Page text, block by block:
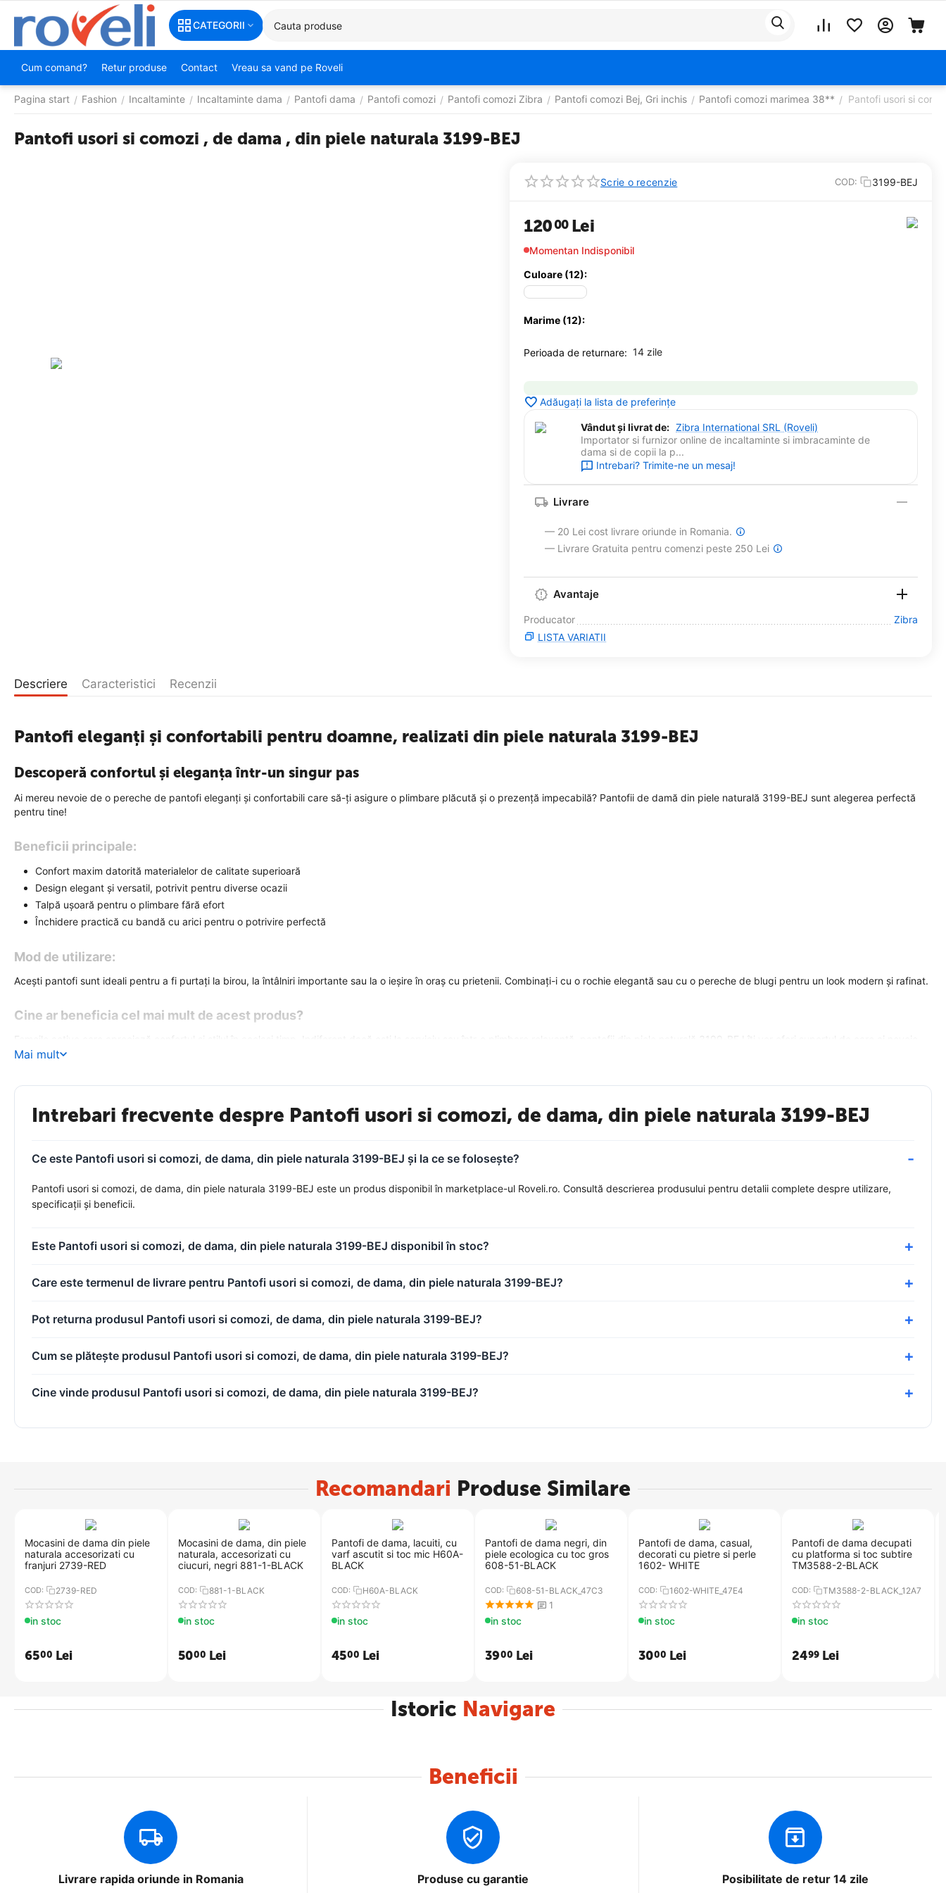
CATEGORII
Cum comand? Retur produse Contact Vreau sa vand pe Roveli
Pagina start / Fashion / Incaltaminte / Incaltaminte dama / Pantofi dama / Pantofi comozi / Pantofi comozi Zibra / Pantofi comozi Bej, Gri inchis / Pantofi comozi marimea 38** / Pantofi usori si
Pantofi usori si comozi , de dama , din piele naturala 3199-BEJ
Scrie o recenzie COD: 3199-BEJ
12000 Lei
Momentan Indisponibil
Culoare (12):
Marime (12):
Perioada de returnare: 14 zile
Adăugați la lista de preferințe
Vândut și livrat de: Zibra International SRL (Roveli)
Importator si furnizor online de incaltaminte si imbracaminte de
dama si de copii la p...
Intrebari? Trimite-ne un mesaj!
Livrare
— 20 Lei cost livrare oriunde in Romania.
— Livrare Gratuita pentru comenzi peste 250 Lei
Avantaje
Producator
Zibra
LISTA VARIATII
Descriere Caracteristici Recenzii
Pantofi eleganți și confortabili pentru doamne, realizati din piele naturala 3199-BEJ
Descoperă confortul și eleganța într-un singur pas
Ai mereu nevoie de o pereche de pantofi eleganți și confortabili care să-ți asigure o plimbare plăcută și o prezență impecabilă? Pantofii de damă din piele naturală 3199-BEJ sunt alegerea perfectă
pentru tine!
Beneficii principale:
Confort maxim datorită materialelor de calitate superioară
Design elegant și versatil, potrivit pentru diverse ocazii
Talpă ușoară pentru o plimbare fără efort
Închidere practică cu bandă cu arici pentru o potrivire perfectă
Mod de utilizare:
Acești pantofi sunt ideali pentru a fi purtați la birou, la întâlniri importante sau la o ieșire în oraș cu prietenii. Combinați-i cu o rochie elegantă sau cu o pereche de blugi pentru un look modern și rafinat.
Cine ar beneficia cel mai mult de acest produs?
Femeile active care apreciază confortul și stilul în același timp. Indiferent dacă ești la serviciu sau într-o plimbare relaxantă, pantofii din piele naturală 3199-BEJ îți vor oferi suportul de care ai nevoie.
Marime:37
Culoare:Bej, Gri inchis
Anotimp:
Primavara, Toamna
Material exterior:
Piele naturala
Transformă-ți ținuta cu acești pantofi eleganți și confortabili din piele naturală! Alege calitatea și stilul, comandă acum!
Mai mult
Intrebari frecvente despre Pantofi usori si comozi, de dama, din piele naturala 3199-BEJ
Ce este Pantofi usori si comozi, de dama, din piele naturala 3199-BEJ și la ce se folosește?
Pantofi usori si comozi, de dama, din piele naturala 3199-BEJ este un produs disponibil în marketplace-ul Roveli.ro. Consultă descrierea produsului pentru detalii complete despre utilizare,
specificații și beneficii.
Este Pantofi usori si comozi, de dama, din piele naturala 3199-BEJ disponibil în stoc?
Care este termenul de livrare pentru Pantofi usori si comozi, de dama, din piele naturala 3199-BEJ?
Pot returna produsul Pantofi usori si comozi, de dama, din piele naturala 3199-BEJ?
Cum se plătește produsul Pantofi usori si comozi, de dama, din piele naturala 3199-BEJ?
Cine vinde produsul Pantofi usori si comozi, de dama, din piele naturala 3199-BEJ?
Recomandari Produse Similare
​Mocasini de dama din piele
naturala accesorizati cu
franjuri 2739-RED
COD: 2739-RED
in stoc
6500 Lei
Mocasini de dama, din piele
naturala, accesorizati cu
ciucuri, negri 881-1-BLACK
COD: 881-1-BLACK
in stoc
5000 Lei
​Pantofi de dama, lacuiti, cu
varf ascutit si toc mic H60A-
BLACK
COD: H60A-BLACK
in stoc
4500 Lei
Pantofi de dama​ negri, din
piele ecologica cu toc gros
608-51-BLACK
COD: 608-51-BLACK_47C3
1
in stoc
3900 Lei
Pantofi de dama, casual,
decorati cu pietre si perle
1602- WHITE
COD: 1602-WHITE_47E4
in stoc
3000 Lei
​Pantofi de dama decupati
cu platforma si toc subtire
TM3588-2-BLACK
COD: TM3588-2-BLACK_12A7
in stoc
2499 Lei
Istoric Navigare
Beneficii
Livrare rapida oriunde in Romania Produse cu garantie Posibilitate de retur 14 zile